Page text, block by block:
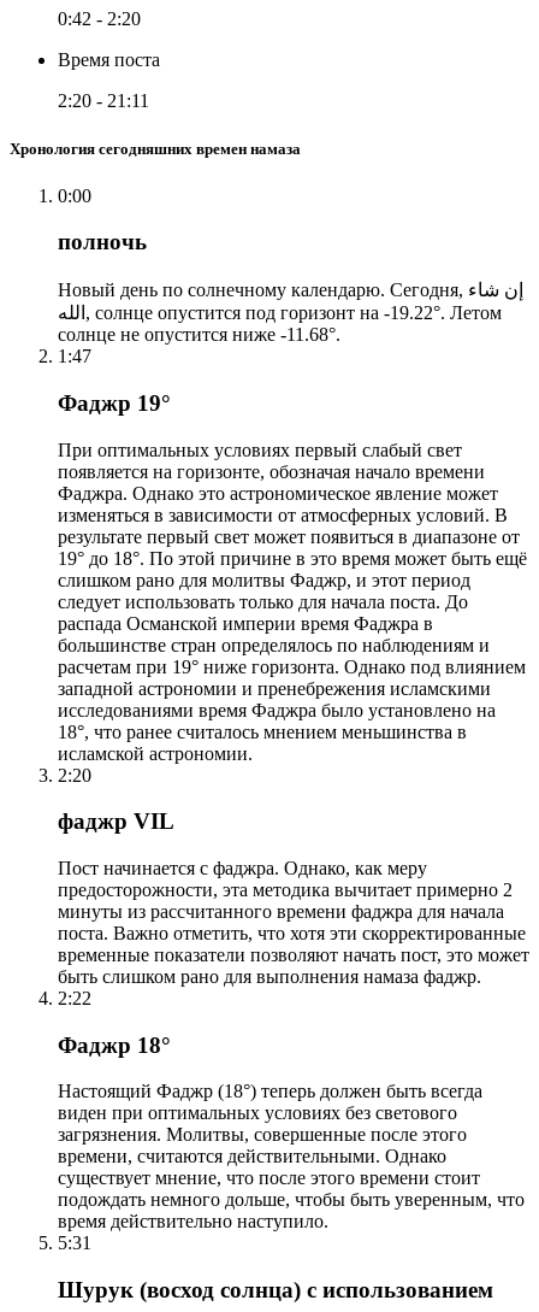
0:42 - 2:20
Время поста
2:20 - 21:11
Хронология сегодняшних времен намаза
0:00
полночь
Новый день по солнечному календарю. Сегодня, إن شاء
الله, солнце опустится под горизонт на -19.22°. Летом
солнце не опустится ниже -11.68°.
1:47
Фаджр 19°
При оптимальных условиях первый слабый свет
появляется на горизонте, обозначая начало времени
Фаджра. Однако это астрономическое явление может
изменяться в зависимости от атмосферных условий. В
результате первый свет может появиться в диапазоне от
19° до 18°. По этой причине в это время может быть ещё
слишком рано для молитвы Фаджр, и этот период
следует использовать только для начала поста. До
распада Османской империи время Фаджра в
большинстве стран определялось по наблюдениям и
расчетам при 19° ниже горизонта. Однако под влиянием
западной астрономии и пренебрежения исламскими
исследованиями время Фаджра было установлено на
18°, что ранее считалось мнением меньшинства в
исламской астрономии.
2:20
фаджр VIL
Пост начинается с фаджра. Однако, как меру
предосторожности, эта методика вычитает примерно 2
минуты из рассчитанного времени фаджра для начала
поста. Важно отметить, что хотя эти скорректированные
временные показатели позволяют начать пост, это может
быть слишком рано для выполнения намаза фаджр.
2:22
Фаджр 18°
Настоящий Фаджр (18°) теперь должен быть всегда
виден при оптимальных условиях без светового
загрязнения. Молитвы, совершенные после этого
времени, считаются действительными. Однако
существует мнение, что после этого времени стоит
подождать немного дольше, чтобы быть уверенным, что
время действительно наступило.
5:31
Шурук (восход солнца) с использованием